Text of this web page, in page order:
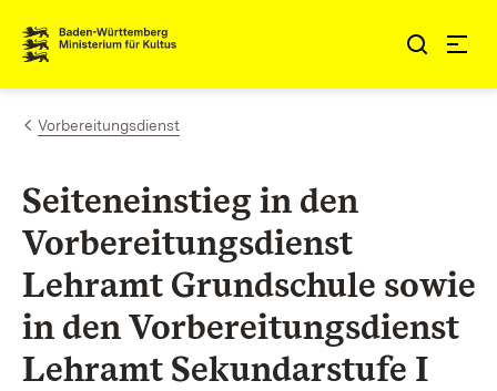
Zum Inhalt springen
Link zur Startseite
Vorbereitungsdienst
Seiteneinstieg in den
Vorbereitungsdienst
Lehramt Grundschule sowie
in den Vorbereitungsdienst
Lehramt Sekundarstufe I